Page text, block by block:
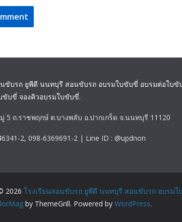
นขับรถ ยูพีดี นนทบุรี สอนขับรถ อบรมใบขับขี่ อบรมต่อใบขั
ขับขี่ จองคิวอบรมใบขับขี่.
5 ถ.ราชพฤกษ์ ต.บางพลับ อ.ปากเกร็ด จ.นนทบุรี 11120
2, 098-6369691-2 | Line ID : @updnon
2026 โรงเรียนสอนขับรถ ยูพีดี นนทบุรี สอนขับรถ อบรม
by ThemeGrill. Powered by WordPress.